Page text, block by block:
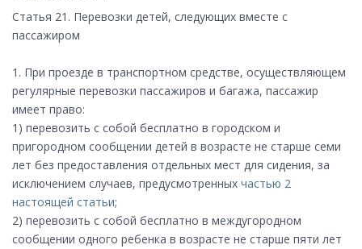
Статья 21. Перевозки детей, следующих вместе с
пассажиром
1. При проезде в транспортном средстве, осуществляющем
регулярные перевозки пассажиров и багажа, пассажир
имеет право:
1) перевозить с собой бесплатно в городском и
пригородном сообщении детей в возрасте не старше семи
лет без предоставления отдельных мест для сидения, за
исключением случаев, предусмотренных частью 2
настоящей статьи;
2) перевозить с собой бесплатно в междугородном
сообщении одного ребенка в возрасте не старше пяти лет